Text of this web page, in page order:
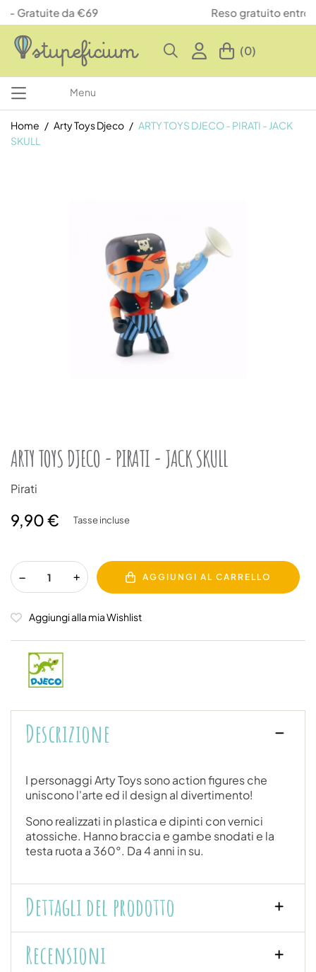
Reso gratuito entro 14 giorni
(0)
Menu
Home Arty Toys Djeco
ARTY TOYS DJECO - PIRATI - JACK
SKULL
ARTY TOYS DJECO - PIRATI - JACK SKULL
Pirati
9,90 € Tasse incluse
AGGIUNGI AL CARRELLO
Aggiungi alla mia Wishlist
Descrizione
I personaggi Arty Toys sono action figures che
uniscono l'arte ed il design al divertimento!
Sono realizzati in plastica e dipinti con vernici
atossiche. Hanno braccia e gambe snodati e la
testa ruota a 360°. Da 4 anni in su.
Dettagli del prodotto
Recensioni